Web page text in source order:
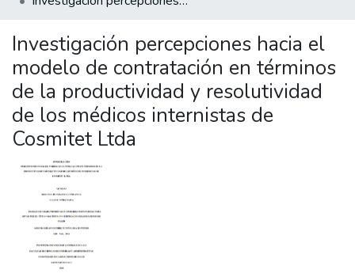
Statistics
Investigación percepciones hacia el
modelo de contratación en términos
de la productividad y resolutividad
de los médicos internistas de
Cosmitet Ltda